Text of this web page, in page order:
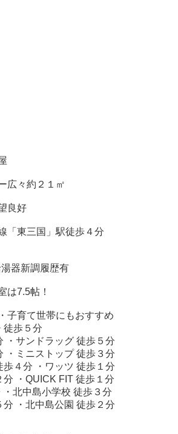
広々約２１㎡
良好
「東三国」駅徒歩４分
器新調履歴有
は7.5帖！
子育て世帯にもおすすめ
徒歩５分
・サンドラッグ 徒歩５分
・ミニストップ 徒歩３分
歩４分 ・ワッツ 徒歩１分
分 ・QUICK FIT 徒歩１分
・北中島小学校 徒歩３分
分 ・北中島公園 徒歩２分